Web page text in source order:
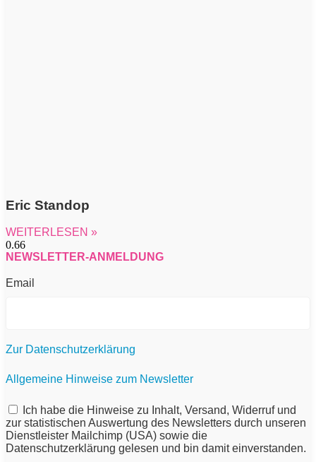
Eric Standop
WEITERLESEN »
NEWSLETTER-ANMELDUNG
Email
Zur Datenschutzerklärung
Allgemeine Hinweise zum Newsletter
Ich habe die Hinweise zu Inhalt, Versand, Widerruf und
zur statistischen Auswertung des Newsletters durch unseren
Dienstleister Mailchimp (USA) sowie die
Datenschutzerklärung gelesen und bin damit einverstanden.